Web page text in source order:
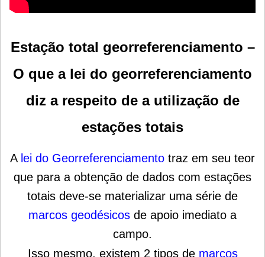
Estação total georreferenciamento –
O que a lei do georreferenciamento
diz a respeito de a utilização de
estações totais
A lei do Georreferenciamento traz em seu teor
que para a obtenção de dados com estações
totais deve-se materializar uma série de
marcos geodésicos de apoio imediato a
campo.
Isso mesmo, existem 2 tipos de marcos